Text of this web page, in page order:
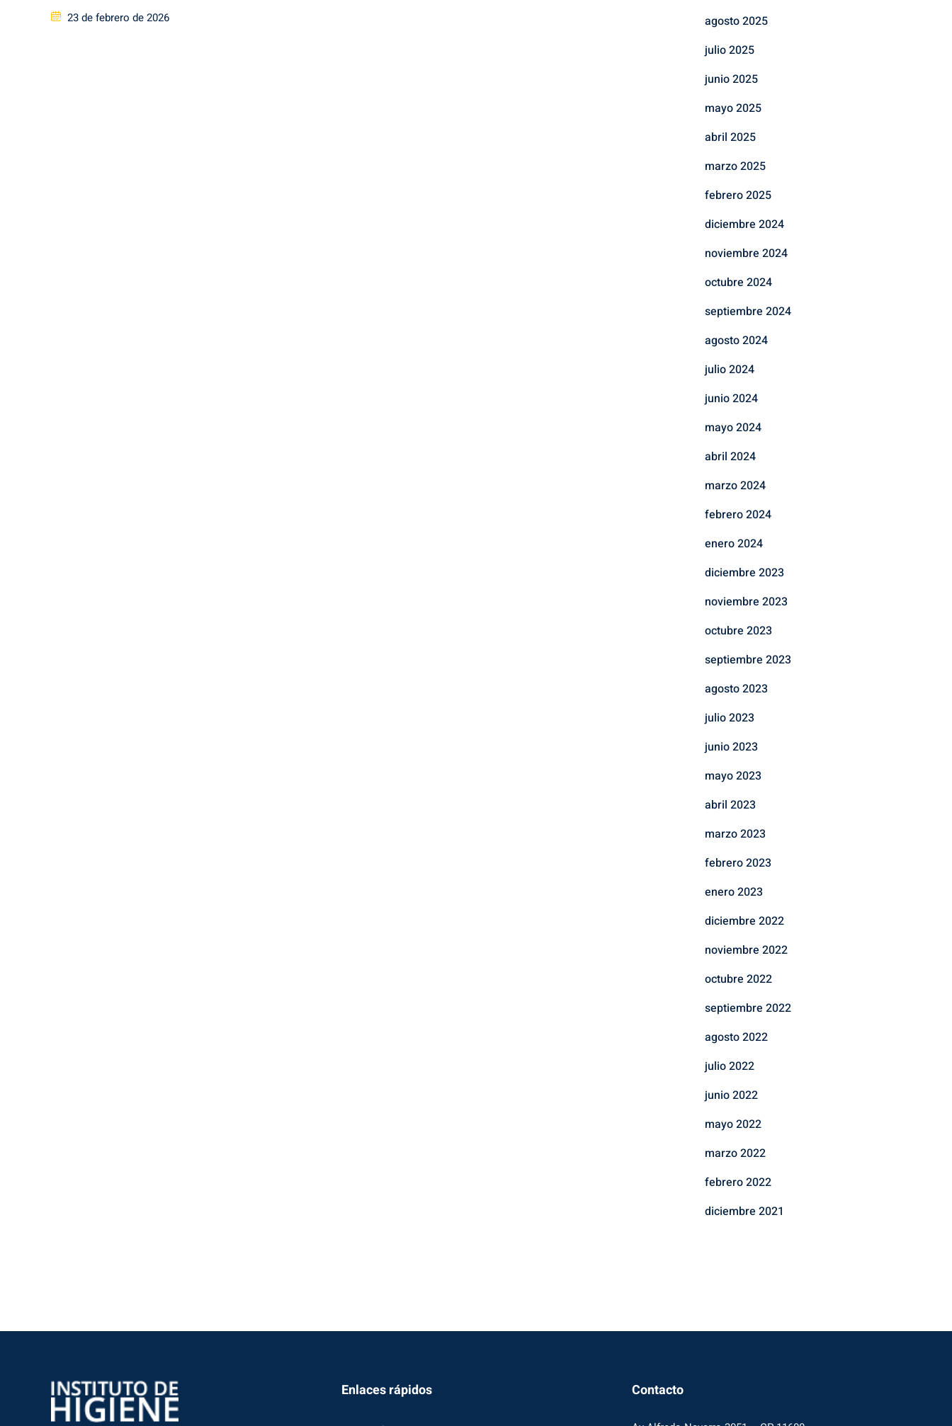
Posted
23 de febrero de 2026
agosto 2025
julio 2025
junio 2025
mayo 2025
abril 2025
marzo 2025
febrero 2025
diciembre 2024
noviembre 2024
octubre 2024
septiembre 2024
agosto 2024
julio 2024
junio 2024
mayo 2024
abril 2024
marzo 2024
febrero 2024
enero 2024
diciembre 2023
noviembre 2023
octubre 2023
septiembre 2023
agosto 2023
julio 2023
junio 2023
mayo 2023
abril 2023
marzo 2023
febrero 2023
enero 2023
diciembre 2022
noviembre 2022
octubre 2022
septiembre 2022
agosto 2022
julio 2022
junio 2022
mayo 2022
marzo 2022
febrero 2022
diciembre 2021
Enlaces rápidos Contacto